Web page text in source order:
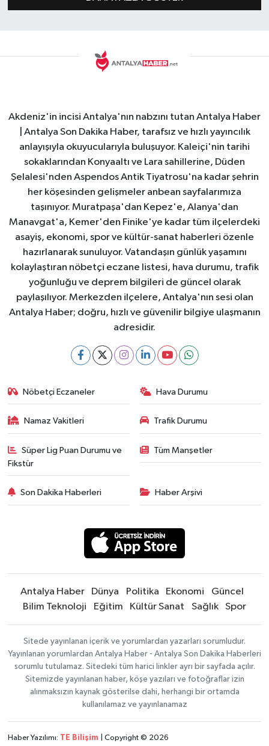
Akdeniz'in incisi Antalya'nın nabzını tutan Antalya Haber
| Antalya Son Dakika Haber, tarafsız ve hızlı yayıncılık
anlayışıyla okuyucularıyla buluşuyor. Kaleiçi'nin tarihi
sokaklarından Konyaaltı ve Lara sahillerine, Düden
Şelalesi'nden Aspendos Antik Tiyatrosu'na kadar şehrin
her köşesinden gelişmeler anbean sayfalarımıza
taşınıyor. Muratpaşa'dan Kepez'e, Alanya'dan
Manavgat'a, Kemer'den Finike'ye kadar tüm ilçelerdeki
asayiş, ekonomi, spor ve kültür-sanat haberleri özenle
hazırlanarak sunuluyor. Vatandaşın günlük yaşamını
kolaylaştıran nöbetçi eczane listesi, hava durumu, trafik
yoğunluğu ve deprem bilgileri de güncel olarak
paylaşılıyor. Merkezden ilçelere, Antalya'nın sesi olan
Antalya Haber; doğru, hızlı ve güvenilir bilgiye ulaşmanın
adresidir.
Nöbetçi Eczaneler Hava Durumu
Namaz Vakitleri Trafik Durumu
Süper Lig Puan Durumu ve
Fikstür
Tüm Manşetler
Son Dakika Haberleri Haber Arşivi
Antalya Haber Dünya Politika Ekonomi
Güncel
Bilim Teknoloji
Eğitim Kültür Sanat Sağlık Spor
Sitede yayınlanan içerik ve yorumlardan yazarları sorumludur.
Yayınlanan yorumlardan Antalya Haber - Antalya Son Dakika Haberleri
sorumlu tutulamaz. Sitedeki tüm harici linkler ayrı bir sayfada açılır.
Sitemizde yayınlanan haber, köşe yazıları ve fotoğraflar izin
alınmaksızın kaynak gösterilse dahi, herhangi bir ortamda
kullanılamaz ve yayınlanamaz
Haber Yazılımı: TE Bilişim | Copyright © 2026